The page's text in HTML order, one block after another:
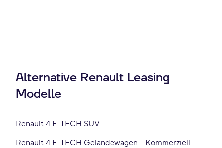
Alternative Renault Leasing
Modelle
Renault 4 E-TECH SUV
Renault 4 E-TECH Geländewagen - Kommerziell